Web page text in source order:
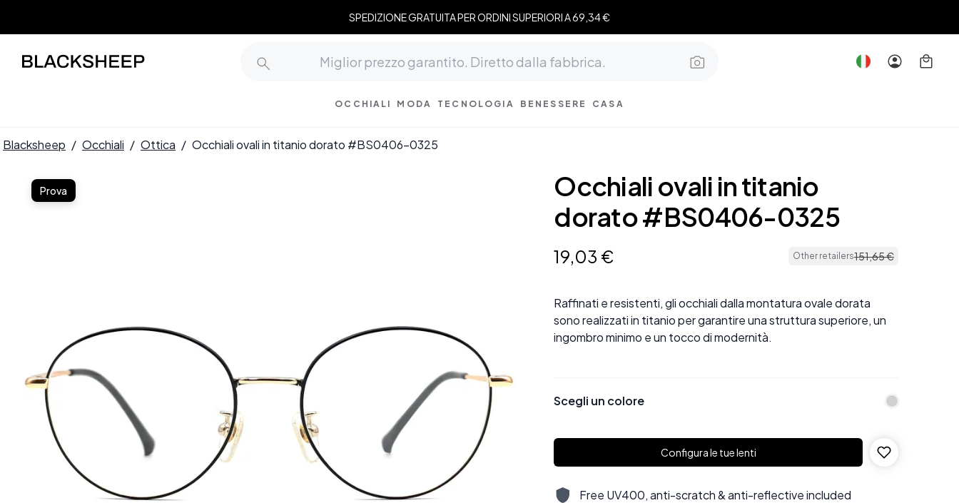
SPEDIZIONE GRATUITA PER ORDINI SUPERIORI A 69,34 €
OCCHIALI MODA TECNOLOGIA BENESSERE CASA
Blacksheep / Occhiali / Ottica / Occhiali ovali in titanio dorato #BS0406-0325
Prova
Occhiali ovali in titanio
dorato #BS0406-0325
19,03 € Other retailers151,65€
Raffinati e resistenti, gli occhiali dalla montatura ovale dorata
sono realizzati in titanio per garantire una struttura superiore, un
ingombro minimo e un tocco di modernità.
Scegli un colore
Configura le tue lenti
Free UV400, anti-scratch & anti-reflective included